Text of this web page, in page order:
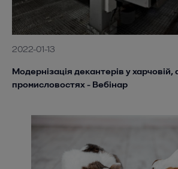
2022-01-13
Модернізація декантерів у
промисловостях - Вебінар